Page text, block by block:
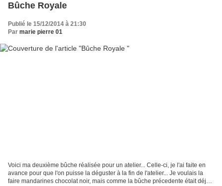
Bûche Royale
Publié le 15/12/2014 à 21:30
Par marie pierre 01
Voici ma deuxième bûche réalisée pour un atelier... Celle-ci, je l'ai faite en
avance pour que l'on puisse la déguster à la fin de l'atelier... Je voulais la
faire mandarines chocolat noir, mais comme la bûche précedente était déjà